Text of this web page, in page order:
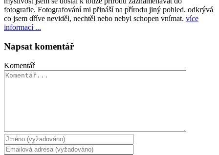
fotografie. Fotografování mi přináší na přírodu jiný pohled, odkrývá
co jsem dříve neviděl, nechtěl nebo nebyl schopen vnímat. více
informací ...
Napsat komentář
Komentář